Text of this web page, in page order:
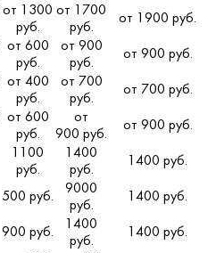
от 1300
руб.
от 1700
руб.
от 1900 руб.
от 600
руб.
от 900
руб.
от 900 руб.
от 400
руб.
от 700
руб.
от 700 руб.
от 600
руб.
от
900 руб.
от 900 руб.
1100
руб.
1400
руб.
1400 руб.
500 руб.
9000
руб.
1400 руб.
900 руб.
1400
руб.
1400 руб.